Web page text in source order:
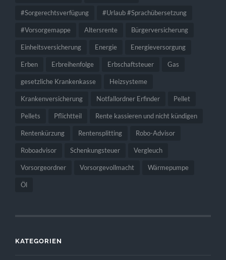
#Sorgerechtsverfügung #Urlaub #Sprachübersetzung
#Vorsorgemappe Altersrente Bürgerversicherung
Einheitsversicherung Energie Energieversorgung
Erben Erbreihenfolge Erbschaftsteuer Gas
gesetzliche Krankenkasse Heizsysteme
Krankenversicherung Notfallordner Erfinder Pellet
Pellets Pflichtteil Rente kassieren und nicht kündigen
Rentenkürzung Rentensplitting Robo-Advisor
Roboadvisor Schenkungsteuer Vergleuch
Vorsorgeordner Vorsorgevollmacht Wärmepumpe
Öl
KATEGORIEN